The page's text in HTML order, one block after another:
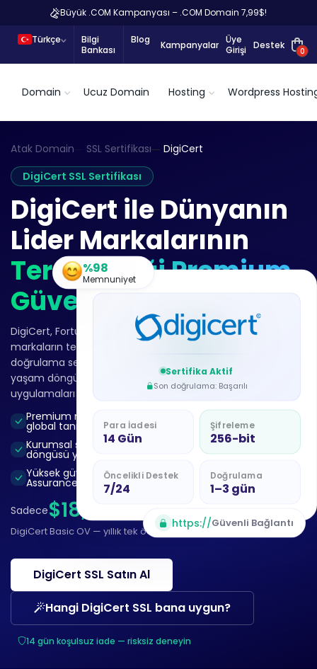
Büyük .COM Kampanyası – .COM Domain 7,99$!
Türkçe
Bilgi
Bankası
Blog Kampanyalar Üye
Girişi Destek
0
Domain Ucuz Domain Hosting Wordpress
Atak Domain SSL Sertifikası
DigiCert
DigiCert SSL Sertifikası
DigiCert ile Dünyanın
Lider Markalarının
Tercih Ettiği Premium
Güven
DigiCert, Fortune düzeyindeki kurumların ve global
markaların tercih ettiği premium SSL sertifikasıdır. En yüksek
doğrulama seviyesi, en hızlı sertifika yayını ve kurumsal
yaşam döngüsü yönetimiyle kritik öneme sahip
uygulamaları en üst düzey güvenle korur.
Premium marka güveni ve
global tanınırlık
Sektörün en hızlı
doğrulama süreci
Kurumsal sertifika yaşam
döngüsü yönetimi
$2.000.000’a kadar garanti
teminatı
Yüksek güvence (High-
Assurance) sertifikalar
Sadece$18,17
DigiCert Basic OV — yıllık tek ödeme$218’dan başlar
DigiCert SSL Satın Al
Hangi DigiCert SSL bana uygun?
14 gün koşulsuz iade — risksiz deneyin
https://Güvenli Bağlantı
%98
Memnuniyet
Sertifika Aktif
Son doğrulama: Başarılı
Para İadesi
14 Gün
Şifreleme
256-bit
Öncelikli Destek
7/24
Doğrulama
1–3 gün